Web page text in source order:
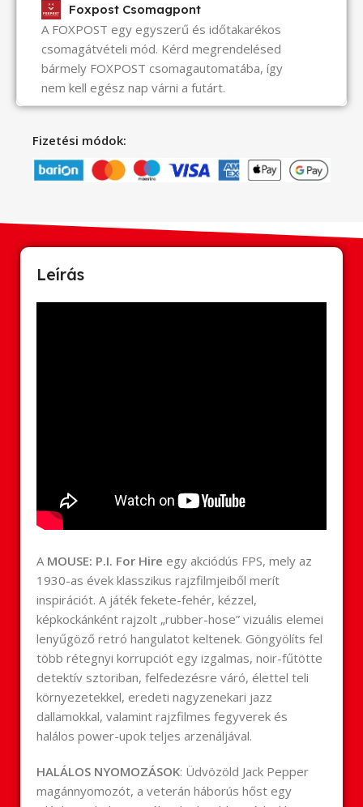
Foxpost Csomagpont
A FOXPOST egy egyszerű és időtakarékos
csomagátvételi mód. Kérd megrendelésed
bármely FOXPOST csomagautomatába, így
nem kell egész nap várni a futárt.
Fizetési módok:
Leírás
A MOUSE: P.I. For Hireegy akciódús FPS, mely az
1930-as évek klasszikus rajzfilmjeiből merít
inspirációt. A játék fekete-fehér, kézzel,
képkockánként rajzolt „rubber-hose” vizuális elemei
lenyűgöző retró hangulatot keltenek. Göngyölíts fel
több rétegnyi korrupciót egy izgalmas, noir-fűtötte
detektív sztoriban, felfedezésre váró, élettel teli
környezetekkel, eredeti nagyzenekari jazz
dallamokkal, valamint rajzfilmes fegyverek és
halálos power-upok teljes arzenáljával.
HALÁLOS NYOMOZÁSOK: Üdvözöld Jack Pepper
magánnyomozót, a veterán háborús hőst egy